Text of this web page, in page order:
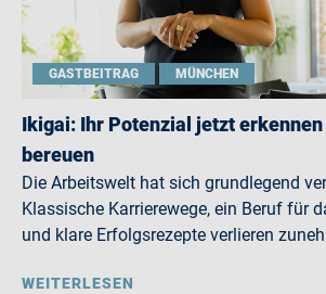
GASTBEITRAG MÜNCHEN
Ikigai: Ihr Potenzial jetzt
bereuen
Die Arbeitswelt hat sich grundlegend
Klassische Karrierewege, ein Beruf für
und klare Erfolgsrezepte verlieren
WEITERLESEN